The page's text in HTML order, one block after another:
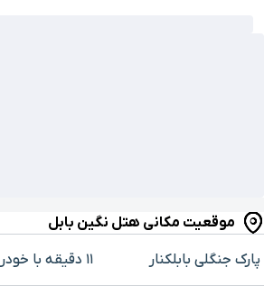
موقعیت مکانی هتل نگین بابل
پارک جنگلی بابلکنار ۱۱ دقیقه با خودرو (۶ کیلومتر و ۶۳۳ متر)